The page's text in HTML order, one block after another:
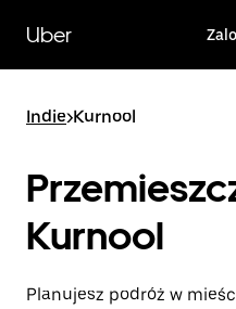
głównej
zawartości
Uber
Indie>Kurnool
Kurnool
Planujesz podróż w